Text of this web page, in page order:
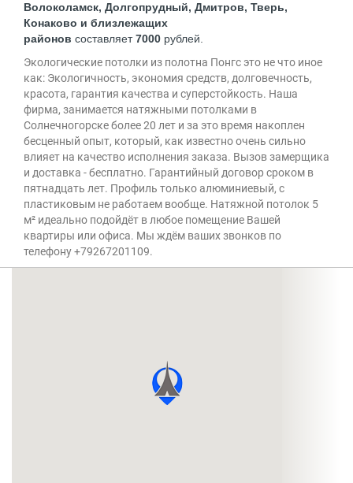
Волоколамск, Долгопрудный, Дмитров, Тверь,
Конаково и близлежащих
районов составляет7000 рублей.
Экологические потолки из полотна Понгс это не что иное
как: Экологичность, экономия средств, долговечность,
красота, гарантия качества и суперстойкость. Наша
фирма, занимается натяжными потолками в
Солнечногорске более 20 лет и за это время накоплен
бесценный опыт, который, как известно очень сильно
влияет на качество исполнения заказа. Вызов замерщика
и доставка - бесплатно. Гарантийный договор сроком в
пятнадцать лет. Профиль только алюминиевый, с
пластиковым не работаем вообще. Натяжной потолок 5
м² идеально подойдёт в любое помещение Вашей
квартиры или офиса. Мы ждём ваших звонков по
телефону +79267201109.